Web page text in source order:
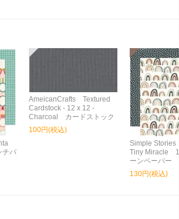
チパ
AmeicanCrafts Textured
Cardstock - 12 x 12 -
Charcoal カードストック
100円(税込)
Simple
Tiny Miracle
ーンペーパー
130円(税込)